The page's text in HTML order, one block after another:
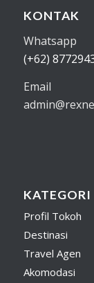
KONTAK
Whatsapp
(+62)
Email
KATEGORI
Profil Tokoh
Destinasi
Travel Agen
Akomodasi